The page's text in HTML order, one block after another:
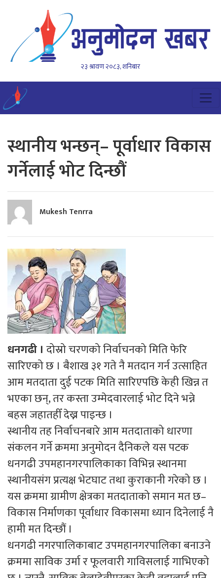
२३ श्रावण २०८३, शनिबार
स्थानीय भन्छन्– पूर्वाधार विकास
गर्नेलाई भोट दिन्छौं
Mukesh Tenrra
धनगढी । दोस्रो चरणको निर्वाचनको मिति फेरि
सारिएको छ । बैशाख ३१ गते नै मतदान गर्न उत्साहित
आम मतदाता दुई पटक मिति सारिएपछि केही खिन्न त
भएका छन्, तर कस्ता उम्मेदवारलाई भोट दिने भन्ने
बहस जहातहीँ देख्न पाइन्छ ।
स्थानीय तह निर्वाचनबारे आम मतदाताको धारणा
संकलन गर्ने क्रममा अनुमोदन दैनिकले यस पटक
धनगढी उपमहानगरपालिकाका विभिन्न स्थानमा
स्थानीयसंग प्रत्यक्ष भेटघाट तथा कुराकानी गरेको छ ।
यस क्रममा ग्रामीण क्षेत्रका मतदाताको समान मत छ–
विकास निर्माणका पूर्वाधार विकासमा ध्यान दिनेलाई नै
हामी मत दिन्छौं ।
धनगढी नगरपालिकाबाट उपमहानगरपालिका बनाउने
क्रममा साविक उर्मा र फूलवारी गाविसलाई गाभिएको